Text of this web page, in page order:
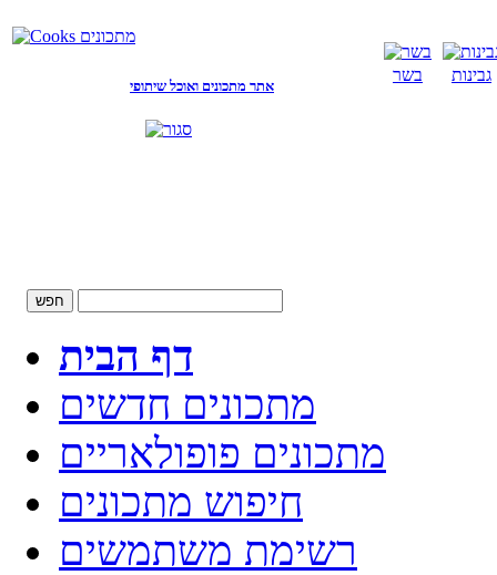
אתר מתכונים ואוכל שיתופי
בשר גבינות
דף הבית
מתכונים חדשים
מתכונים פופולאריים
חיפוש מתכונים
רשימת משתמשים